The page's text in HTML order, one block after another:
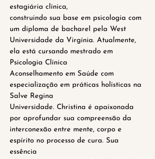
estagiária clínica,
construindo sua base em psicologia com
um diploma de bacharel pela West
Universidade da Virgínia. Atualmente,
ela está cursando mestrado em
Psicologia Clínica
Aconselhamento em Saúde com
especialização em práticas holísticas na
Salve Regina
Universidade. Christina é apaixonada
por aprofundar sua compreensão da
interconexão entre mente, corpo e
espírito no processo de cura. Sua
essência